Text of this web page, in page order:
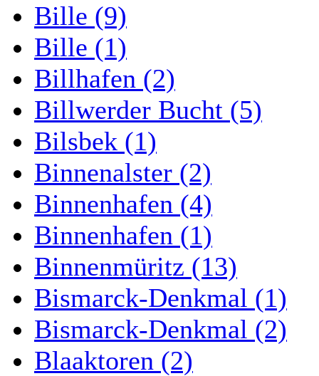
Bille (9)
Bille (1)
Billhafen (2)
Billwerder Bucht (5)
Bilsbek (1)
Binnenalster (2)
Binnenhafen (4)
Binnenhafen (1)
Binnenmüritz (13)
Bismarck-Denkmal (1)
Bismarck-Denkmal (2)
Blaaktoren (2)